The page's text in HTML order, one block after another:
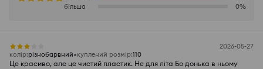
більша
0%
2026-05-27
колір:різнобарвний куплений розмір:110
Це красиво, але це чистий пластик. Не для літа Бо донька в ньому